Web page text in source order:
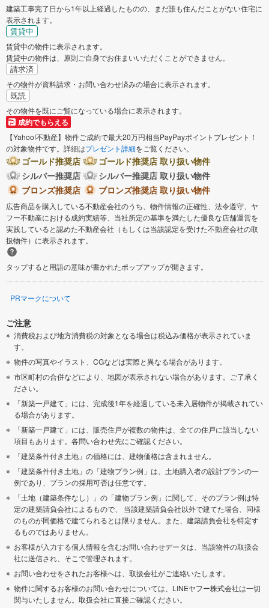
建築工事完了日から1年以上経過したものの、まだ誰も住んだことがない住宅に
表示されます。
賃貸中
賃貸中の物件に表示されます。
賃貸中の物件は、原則ご自身でお住まいいただくことができません。
請求済
その物件が資料請求・お問い合わせ済みの場合に表示されます。
既読
その物件を既にご覧になっている場合に表示されます。
成約でもらえる
【Yahoo!不動産】物件ご成約で最大20万円相当PayPayポイントプレゼント！
の対象物件です。詳細はプレゼント詳細をご覧ください。
ゴールド推奨店
ゴールド推奨店 取り扱い物件
シルバー推奨店
シルバー推奨店 取り扱い物件
ブロンズ推奨店
ブロンズ推奨店 取り扱い物件
広告商品を購入している不動産会社のうち、物件情報の正確性、法令遵守、ヤ
フー不動産における成約実績等、当社所定の基準を満たした優良な店舗運営を
実践していると認めた不動産会社（もしくは当該認定を受けた不動産会社の取
扱物件）に表示されます。
タップすると用語の意味が書かれたポップアップが開きます。
PRマークについて
ご注意
消費税および地方消費税の対象となる場合は税込み価格が表示されていま
す。
物件の写真やイラスト、CGなどは実際と異なる場合があります。
市区町村の合併などにより、地図が表示されない場合があります。ご了承く
ださい。
「新築一戸建て」には、完成後1年を経過している未入居物件が掲載されてい
る場合があります。
「新築一戸建て」には、販売住戸が複数の物件は、全ての住戸に該当しない
項目もあります。各問い合わせ先にご確認ください。
「建築条件付き土地」の価格には、建物価格は含まれません。
「建築条件付き土地」の「建物プラン例」は、土地購入者の設計プランの一
例であり、プランの採用可否は任意です。
「土地（建築条件なし）」の「建物プラン例」に関して、そのプラン例は特
定の建築請負会社によるもので、 当該建築請負会社以外で建てた場合、同様
のものが同価格で建てられるとは限りません。また、建築請負会社を特定す
るものではありません。
お客様が入力する個人情報を含むお問い合わせデータは、当該物件の取扱会
社に送信され、そこで管理されます。
お問い合わせをされたお客様へは、取扱会社がご連絡いたします。
物件に関するお客様のお問い合わせについては、LINEヤフー株式会社は一切
関与いたしません。取扱会社に直接ご確認ください。